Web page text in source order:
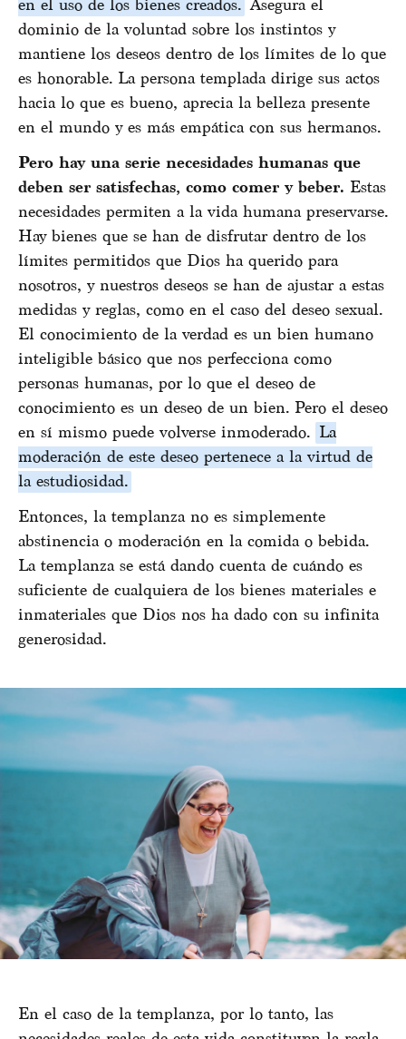
en el uso de los bienes creados. Asegura el
dominio de la voluntad sobre los instintos y
mantiene los deseos dentro de los límites de lo que
es honorable. La persona templada dirige sus actos
hacia lo que es bueno, aprecia la belleza presente
en el mundo y es más empática con sus hermanos.
Pero hay una serie necesidades humanas que
deben ser satisfechas, como comer y beber. Estas
necesidades permiten a la vida humana preservarse.
Hay bienes que se han de disfrutar dentro de los
límites permitidos que Dios ha querido para
nosotros, y nuestros deseos se han de ajustar a estas
medidas y reglas, como en el caso del deseo sexual.
El conocimiento de la verdad es un bien humano
inteligible básico que nos perfecciona como
personas humanas, por lo que el deseo de
conocimiento es un deseo de un bien. Pero el deseo
en sí mismo puede volverse inmoderado. La
moderación de este deseo pertenece a la virtud de
la estudiosidad.
Entonces, la templanza no es simplemente
abstinencia o moderación en la comida o bebida.
La templanza se está dando cuenta de cuándo es
suficiente de cualquiera de los bienes materiales e
inmateriales que Dios nos ha dado con su infinita
generosidad.
En el caso de la templanza, por lo tanto, las